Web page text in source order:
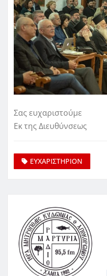
Σας ευχαριστούμε
Εκ της Διευθύνσεως
ΕΥΧΑΡΙΣΤΗΡΙΟΝ